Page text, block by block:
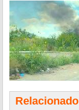
Relacionado